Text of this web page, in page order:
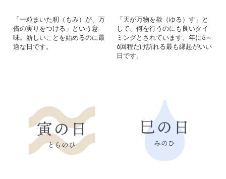
「一粒まいた籾（もみ）が、万
倍の実りをつける」という意
味。新しいことを始めるのに最
適な日です。
「天が万物を赦（ゆる）す」と
して、何を行うのにも良いタイ
ミングとされています。年に5～
6回程だけ訪れる最も縁起がいい
日です。